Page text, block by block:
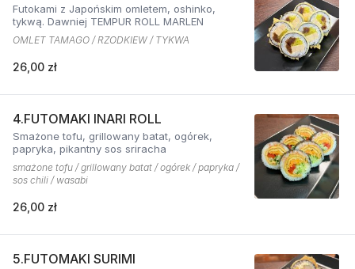
Futokami z Japońskim omletem, oshinko,
tykwą. Dawniej TEMPUR ROLL MARLEN
OMLET TAMAGO / RZODKIEW / TYKWA
26,00 zł
4.FUTOMAKI INARI ROLL
Smażone tofu, grillowany batat, ogórek,
papryka, pikantny sos sriracha
smażone tofu / grillowany batat / ogórek / papryka /
sos chili / wasabi
26,00 zł
5.FUTOMAKI SURIMI